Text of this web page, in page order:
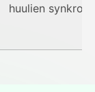
huulien